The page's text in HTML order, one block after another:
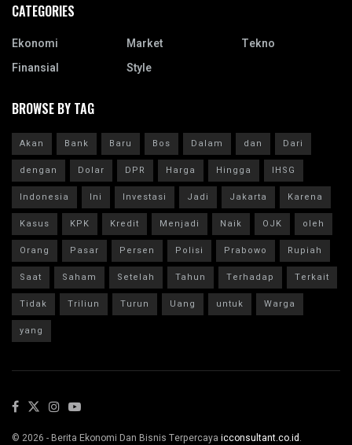
CATEGORIES
Ekonomi
Finansial
Market
Style
Tekno
BROWSE BY TAG
Akan Bank Baru Bos Dalam dan
Dari
dengan
Dolar DPR Harga Hingga
IHSG
Indonesia
Ini Investasi Jadi Jakarta
Karena
Kasus
KPK Kredit Menjadi Naik OJK
oleh
Orang
Pasar Persen Polisi Prabowo
Rupiah
Saat
Saham Setelah Tahun Terhadap
Terkait
Tidak
Triliun Turun Uang untuk
Warga
yang
© 2026 - Berita Ekonomi Dan Bisnis Terpercaya icconsultant.co.id.